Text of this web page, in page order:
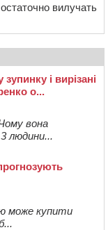
остаточно вилучать
і вирізані
о...
вона
людини...
може купити